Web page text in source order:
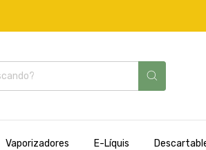
Vaporizadores E-Líquis